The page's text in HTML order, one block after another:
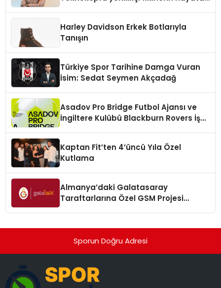
Harley Davidson Erkek Botlarıyla
Tanışın
Türkiye Spor Tarihine Damga Vuran
İsim: Sedat Seymen Akçadağ
Asadov Pro Bridge Futbol Ajansı ve
İngiltere Kulübü Blackburn Rovers İş
Kaptan Fit’ten 4’üncü Yıla Özel
Kutlama
Almanya’daki Galatasaray
Taraftarlarına Özel GSM Projesi
Sporun Doğru Adresi